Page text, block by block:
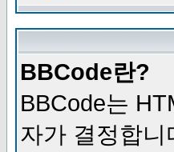
BBCode란?
BBCode는
자가 결정합